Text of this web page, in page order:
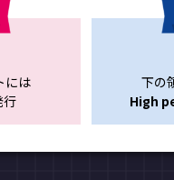
には
行
下の
High